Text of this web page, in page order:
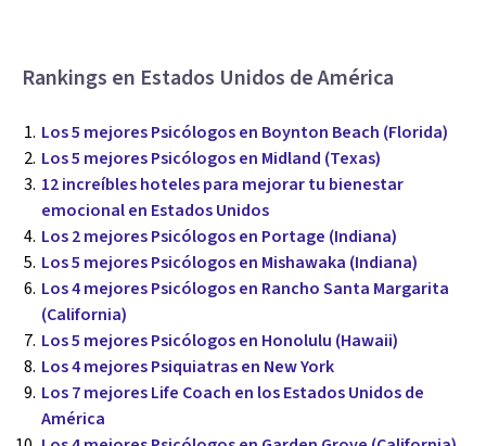
Rankings en Estados Unidos de América
Los 5 mejores Psicólogos en Boynton Beach (Florida)
Los 5 mejores Psicólogos en Midland (Texas)
12 increíbles hoteles para mejorar tu bienestar
emocional en Estados Unidos
Los 2 mejores Psicólogos en Portage (Indiana)
Los 5 mejores Psicólogos en Mishawaka (Indiana)
Los 4 mejores Psicólogos en Rancho Santa Margarita
(California)
Los 5 mejores Psicólogos en Honolulu (Hawaii)
Los 4 mejores Psiquiatras en New York
Los 7 mejores Life Coach en los Estados Unidos de
América